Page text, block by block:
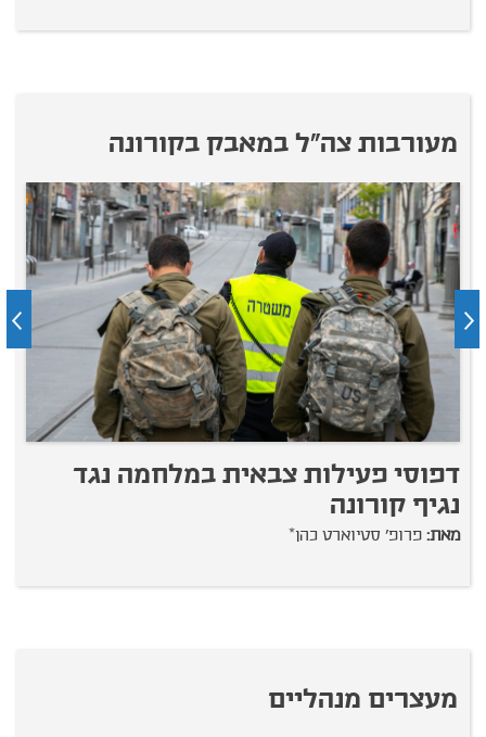
מעורבות צה"ל במאבק בקורונה
דפוסי פעילות צבאית במלחמה נגד
נגיף קורונה
מאת: פרופ' סטיוארט כהן*
מעצרים מנהליים